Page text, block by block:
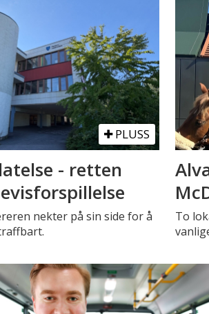
PLUSS
- retten
nekter på sin side for å
To